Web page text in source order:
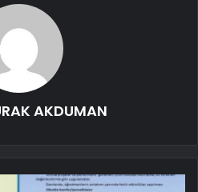
AKDUMAN